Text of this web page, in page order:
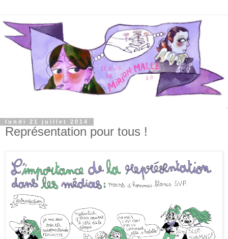
lundi 21 juillet 2014
Représentation pour tous !